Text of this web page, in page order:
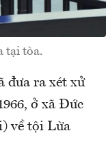
tại tòa.
đưa ra xét xử
ở xã Đức
về tội Lừa